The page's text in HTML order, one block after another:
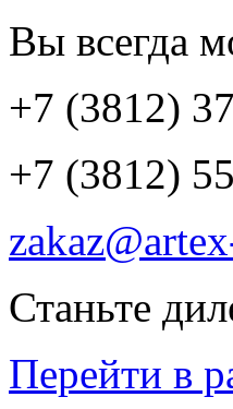
Вы всегда
+7 (3812)
+7 (3812)
Станьте
Перейти в